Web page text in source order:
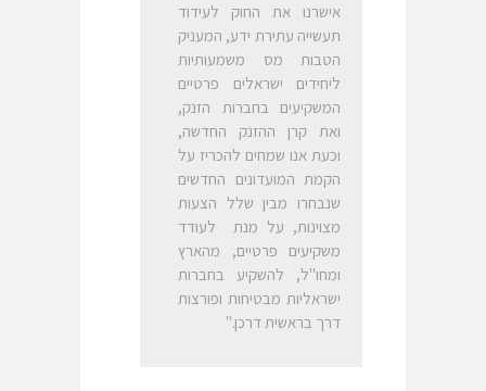
אישרנו את החוק לעידוד
תעשייה עתירת ידע, המעניק
הטבות מס משמעותיות
ליחידים ישראלים פרטיים
המשקיעים בחברות הזנק,
ואת קרן ההזנק החדשה,
וכעת אנו שמחים להכריז על
הקמת המועדונים החדשים
שנבחרו מבין שלל הצעות
מצוינות, על מנת לעודד
משקיעים פרטיים, מהארץ
ומחו"ל, להשקיע בחברות
ישראליות מבטיחות ופורצות
דרך בראשית דרכן."